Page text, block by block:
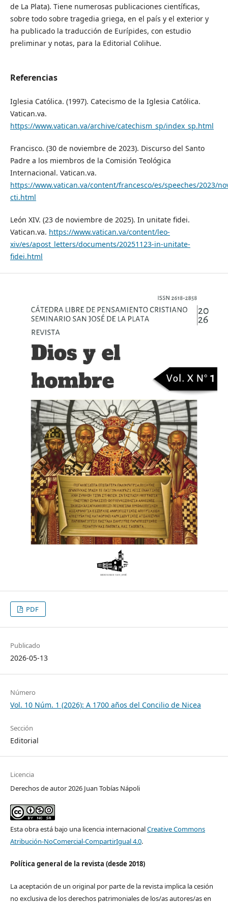
de La Plata). Tiene numerosas publicaciones científicas,
sobre todo sobre tragedia griega, en el país y el exterior y
ha publicado la traducción de Eurípides, con estudio
preliminar y notas, para la Editorial Colihue.
Referencias
Iglesia Católica. (1997). Catecismo de la Iglesia Católica.
Vatican.va.
https://www.vatican.va/archive/catechism_sp/index_sp.html
Francisco. (30 de noviembre de 2023). Discurso del Santo
Padre a los miembros de la Comisión Teológica
Internacional. Vatican.va.
https://www.vatican.va/content/francesco/es/speeches/2023/
cti.html
León XIV. (23 de noviembre de 2025). In unitate fidei.
Vatican.va. https://www.vatican.va/content/leo-
xiv/es/apost_letters/documents/20251123-in-unitate-
fidei.html
PDF
Publicado
2026-05-13
Número
Vol. 10 Núm. 1 (2026): A 1700 años del Concilio de Nicea
Sección
Editorial
Licencia
Derechos de autor 2026 Juan Tobías Nápoli
Esta obra está bajo una licencia internacionalCreative Commons
Atribución-NoComercial-CompartirIgual 4.0.
Política general de la revista (desde 2018)
La aceptación de un original por parte de la revista implica la cesión
no exclusiva de los derechos patrimoniales de los/as autores/as en